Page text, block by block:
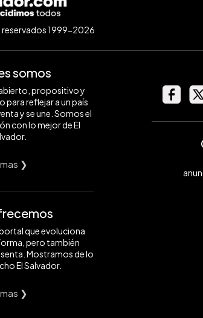
reservados 1999-2026
somos
propositivo y
reflejar a un país
y se une. Somos el
con lo mejor de El
❯
que evoluciona
pero también
Mostramos de lo
El Salvador.
❯